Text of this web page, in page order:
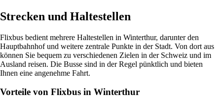
Strecken und Haltestellen
Flixbus bedient mehrere Haltestellen in Winterthur, darunter den
Hauptbahnhof und weitere zentrale Punkte in der Stadt. Von dort aus
können Sie bequem zu verschiedenen Zielen in der Schweiz und im
Ausland reisen. Die Busse sind in der Regel pünktlich und bieten
Ihnen eine angenehme Fahrt.
Vorteile von Flixbus in Winterthur